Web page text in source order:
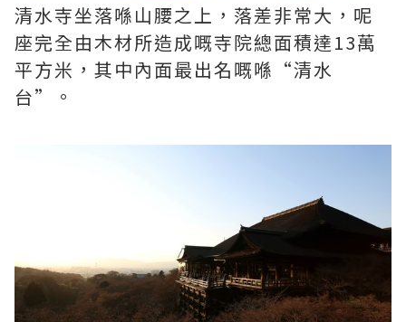
清水寺坐落喺山腰之上，落差非常大，呢
座完全由木材所造成嘅寺院總面積達13萬
平方米，其中內面最出名嘅喺“清水
台”。